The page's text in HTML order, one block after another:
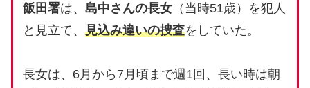
飯田署は、島中さんの長女 （当時51歳）を犯人
と見立て、見込み違いの捜査をしていた。
長女は、6月から7月頃まで週1回、長い時は朝